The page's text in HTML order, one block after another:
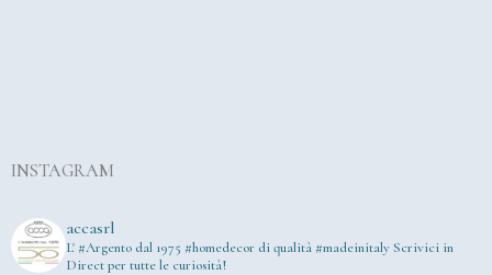
INSTAGRAM
accasrl
L' #Argento dal 1975 #homedecor di qualità #madeinitaly Scrivici in
Direct per tutte le curiosità!